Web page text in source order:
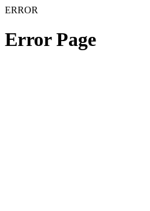
ERROR
Error Page